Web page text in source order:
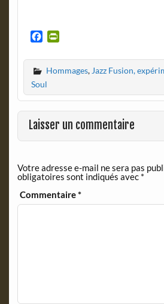
c
e
b
o
o
k
i
n
F
r
i
e
n
l
y
Hommages, Jazz Fusion,
Soul
Laisser un commentaire
Votre adresse e-mail ne sera pas
obligatoires sont indiqués avec *
Commentaire*